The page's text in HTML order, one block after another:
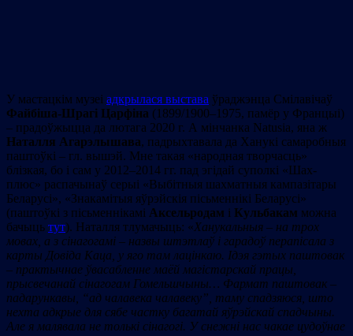
У мастацкім музеі адкрылася выстава ўраджэнца Смілавічаў
Файбіша-Шрагі Царфіна (1899/1900–1975, памёр у Францыі)
– прадоўжыцца да лютага 2020 г. А мінчанка Natusia, яна ж
Наталля Агарэлышава, падрыхтавала да Ханукі самаробныя
паштоўкі – гл. вышэй. Мне такая «народная творчасць»
блізкая, бо і сам у 2012–2014 гг. пад эгідай суполкі «Шах-
плюс» распачынаў серыі «Выбітныя шахматныя кампазітары
Беларусі», «Знакамітыя яўрэйскія пісьменнікі Беларусі»
(паштоўкі з пісьменнікамі Аксельродам і Кульбакам можна
бачыць тут). Наталля тлумачыць: «Ханукальныя – на трох
мовах, а з сінагогамі – назвы штэтлаў і гарадоў перапісала з
карты Довіда Каца, у яго там лацінкаю. Ідэя гэтых паштовак
– практычнае ўвасабленне маёй магістарскай працы,
прысвечанай сінагогам Гомельшчыны… Фармат паштовак –
падарункавы, “ад чалавека чалавеку”, таму спадзяюся, што
нехта адкрые для сябе частку багатай яўрэйскай спадчыны.
Але я малявала не толькі сінагогі. У снежні нас чакае цудоўнае